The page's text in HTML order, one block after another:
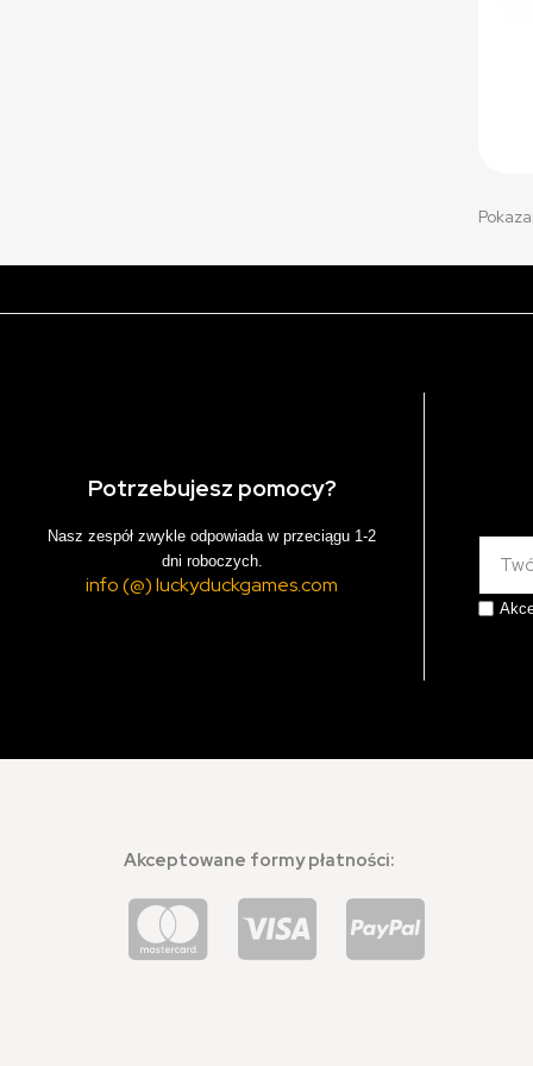
Potrzebujesz pomocy?
Nasz zespół zwykle odpowiada w przeciągu 1-2
dni roboczych.
info (@) luckyduckgames.com
Akceptowane formy płatności: